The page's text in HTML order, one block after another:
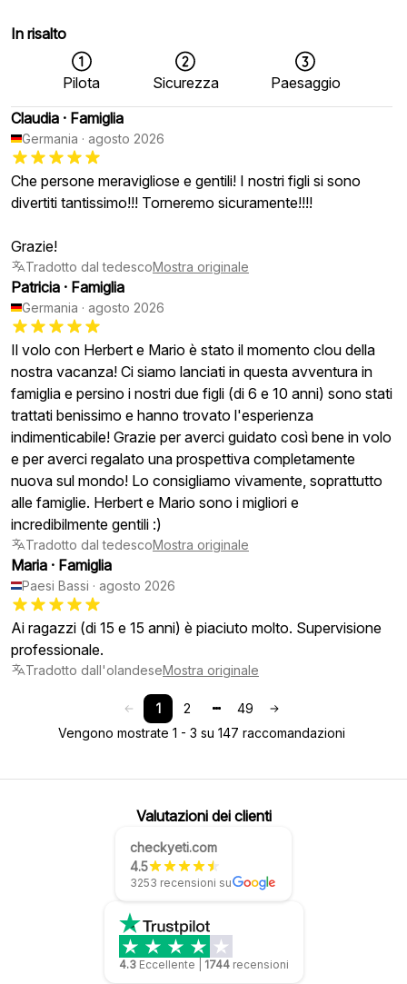
In risalto
Pilota Sicurezza
Paesaggio
Claudia · Famiglia
Germania · agosto 2026
Che persone meravigliose e gentili! I nostri figli si sono
divertiti tantissimo!!! Torneremo sicuramente!!!!
Grazie!
Tradotto dal tedescoMostra originale
Patricia · Famiglia
Germania · agosto 2026
Il volo con Herbert e Mario è stato il momento clou della
nostra vacanza! Ci siamo lanciati in questa avventura in
famiglia e persino i nostri due figli (di 6 e 10 anni) sono stati
trattati benissimo e hanno trovato l'esperienza
indimenticabile! Grazie per averci guidato così bene in volo
e per averci regalato una prospettiva completamente
nuova sul mondo! Lo consigliamo vivamente, soprattutto
alle famiglie. Herbert e Mario sono i migliori e
incredibilmente gentili :)
Tradotto dal tedescoMostra originale
Maria · Famiglia
Paesi Bassi · agosto 2026
Ai ragazzi (di 15 e 15 anni) è piaciuto molto. Supervisione
professionale.
Tradotto dall'olandeseMostra originale
1 2
49
Vengono mostrate 1 - 3 su 147 raccomandazioni
Valutazioni dei clienti
checkyeti.com
4.5
3253 recensioni su
4.3 Eccellente 1744 recensioni